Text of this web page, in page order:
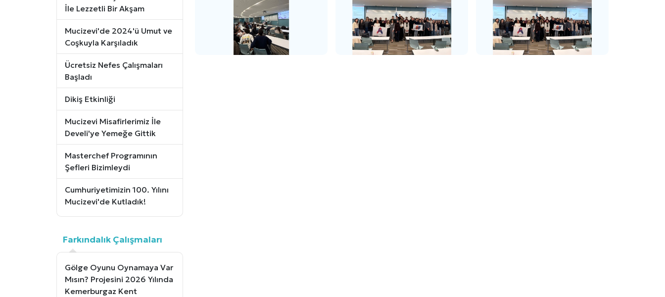
İle Lezzetli Bir Akşam
Mucizevi'de 2024'ü Umut ve
Coşkuyla Karşıladık
Ücretsiz Nefes Çalışmaları
Başladı
Dikiş Etkinliği
Mucizevi Misafirlerimiz İle
Develi'ye Yemeğe Gittik
Masterchef Programının
Şefleri Bizimleydi
Cumhuriyetimizin 100. Yılını
Mucizevi'de Kutladık!
Farkındalık Çalışmaları
Gölge Oyunu Oynamaya Var
Mısın? Projesini 2026 Yılında
Kemerburgaz Kent